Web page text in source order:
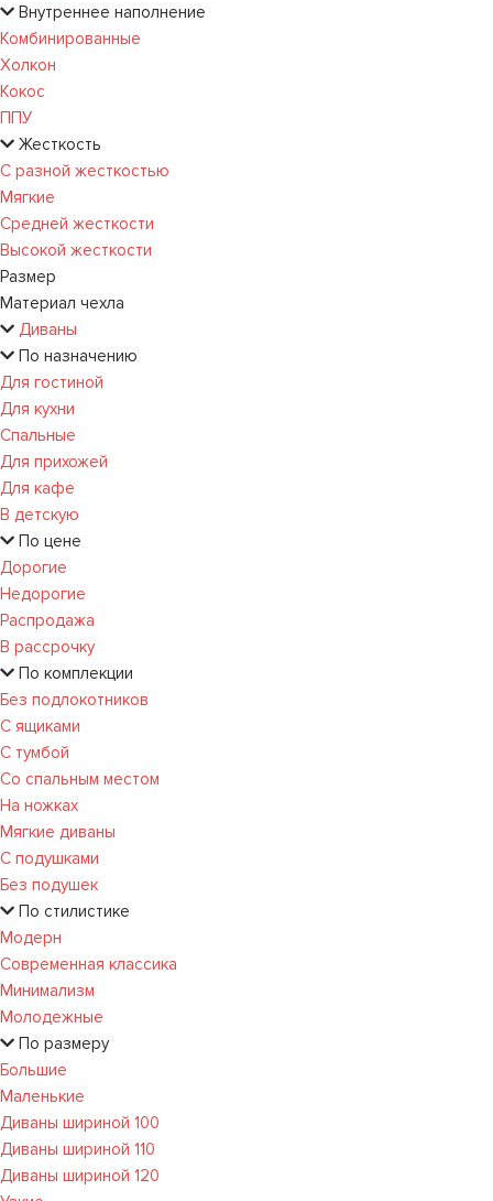
Внутреннее наполнение
Комбинированные
Холкон
Кокос
ППУ
Жесткость
С разной жесткостью
Мягкие
Средней жесткости
Высокой жесткости
Размер
Материал чехла
Диваны
По назначению
Для гостиной
Для кухни
Спальные
Для прихожей
Для кафе
В детскую
По цене
Дорогие
Недорогие
Распродажа
В рассрочку
По комплекции
Без подлокотников
С ящиками
С тумбой
Со спальным местом
На ножках
Мягкие диваны
С подушками
Без подушек
По стилистике
Модерн
Современная классика
Минимализм
Молодежные
По размеру
Большие
Маленькие
Диваны шириной 100
Диваны шириной 110
Диваны шириной 120